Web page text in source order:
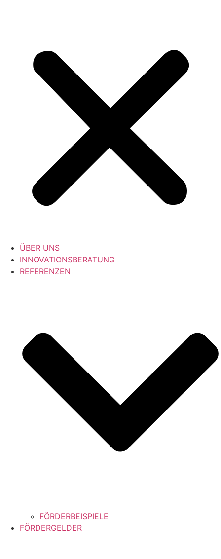
ÜBER UNS
INNOVATIONSBERATUNG
REFERENZEN
FÖRDERBEISPIELE
FÖRDERGELDER